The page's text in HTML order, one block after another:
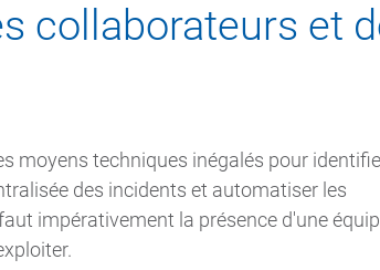
collaborateurs et
moyens techniques inégalés pour
des incidents et automatiser les
impérativement la présence d'une